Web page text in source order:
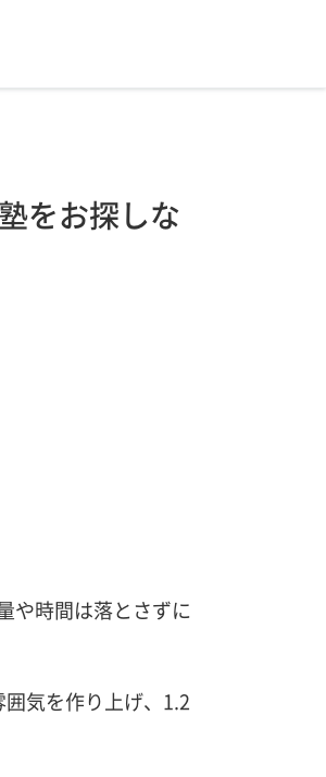
をお探しな
や時間は落とさずに
気を作り上げ、1.2